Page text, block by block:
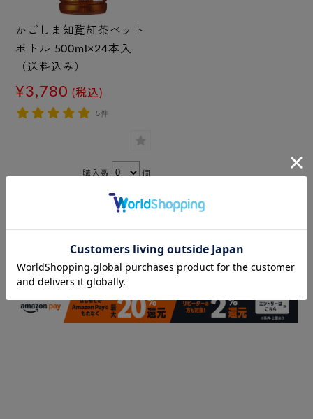
かごしま知覧紅茶ペット
ボトル 500ml×24本入
（送料込み）
¥3,780 (税込)
5件
購入数 個